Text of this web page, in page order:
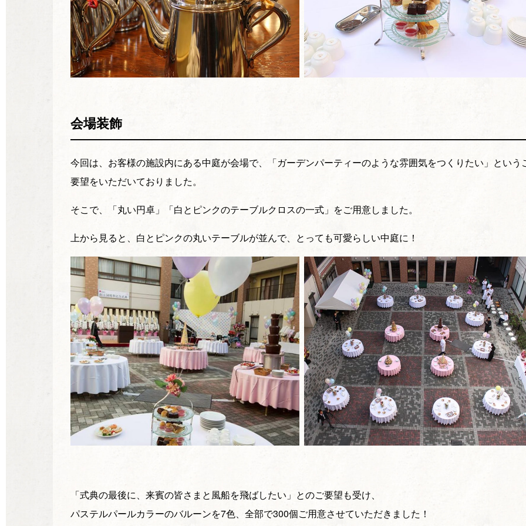
会場装飾
今回は、お客様の施設内にある中庭が会場で、「ガーデンパーティーのような雰囲気をつくりたい」という
要望をいただいておりました。
そこで、「丸い円卓」「白とピンクのテーブルクロスの一式」をご用意しました。
上から見ると、白とピンクの丸いテーブルが並んで、とっても可愛らしい中庭に！
「式典の最後に、来賓の皆さまと風船を飛ばしたい」とのご要望も受け、
パステルパールカラーのバルーンを7色、全部で300個ご用意させていただきました！